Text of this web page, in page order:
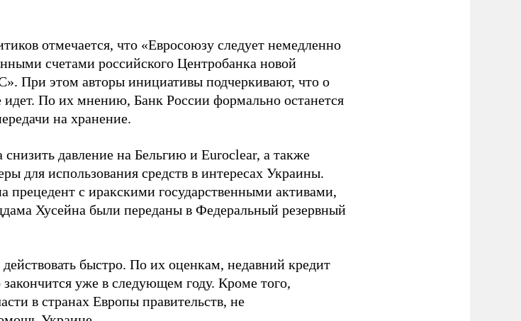
отмечается, что «Евросоюзу следует немедленно
счетами российского Центробанка новой
При этом авторы инициативы подчеркивают, что о
идет. По их мнению, Банк России формально останется
на хранение.
снизить давление на Бельгию и Euroclear, а также
для использования средств в интересах Украины.
прецедент с иракскими государственными активами,
Хусейна были переданы в Федеральный резервный
быстро. По их оценкам, недавний кредит
уже в следующем году. Кроме того,
в странах Европы правительств, не